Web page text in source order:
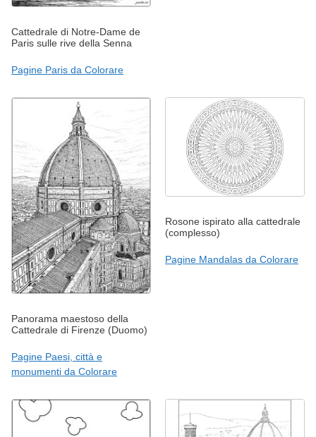
Cattedrale di Notre-Dame de
Paris sulle rive della Senna
Pagine Paris da Colorare
Panorama maestoso della
Cattedrale di Firenze (Duomo)
Pagine Paesi, città e
monumenti da Colorare
Rosone ispirato alla cattedrale
(complesso)
Pagine Mandalas da Colorare